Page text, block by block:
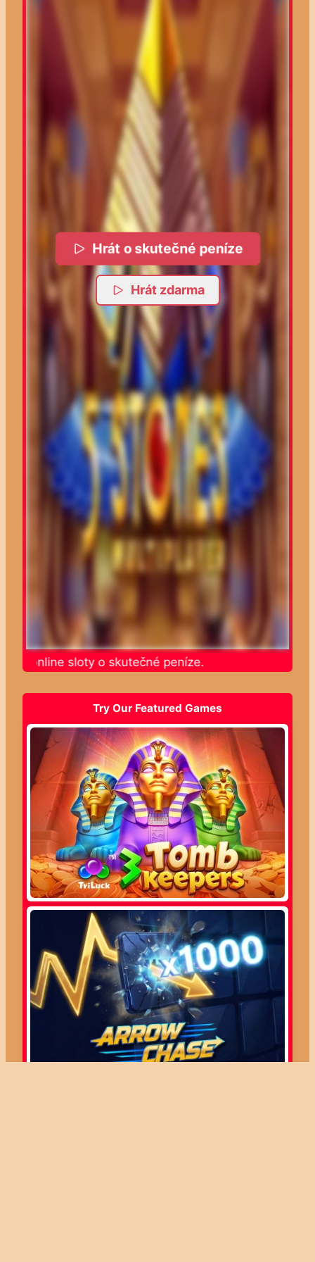
Hrát o skutečné peníze
Hrát zdarma
online sloty o skutečné peníze.
Try Our Featured Games